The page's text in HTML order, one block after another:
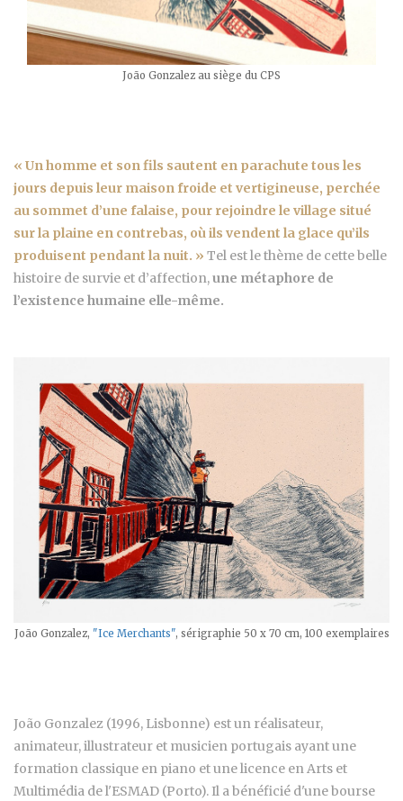
João Gonzalez au siège du CPS
« Un homme et son fils sautent en parachute tous les
jours depuis leur maison froide et vertigineuse, perchée
au sommet d’une falaise, pour rejoindre le village situé
sur la plaine en contrebas, où ils vendent la glace qu’ils
produisent pendant la nuit. » Tel est le thème de cette belle
histoire de survie et d’affection,une métaphore de
l’existence humaine elle-même.
João Gonzalez, "Ice Merchants", sérigraphie 50 x 70 cm, 100 exemplaires
João Gonzalez (1996, Lisbonne) est un réalisateur,
animateur, illustrateur et musicien portugais ayant une
formation classique en piano et une licence en Arts et
Multimédia de l'ESMAD (Porto). Il a bénéficié d'une bourse